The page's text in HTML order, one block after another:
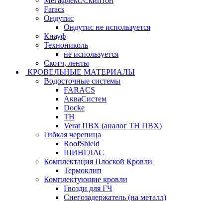
Faracs
Ондутис
Ондутис не используется
Кнауф
Технониколь
не используется
Скотч, ленты
КРОВЕЛЬНЫЕ МАТЕРИАЛЫ
Водосточные системы
FARACS
АкваСистем
Docke
ТН
Verat ПВХ (аналог ТН ПВХ)
Гибкая черепица
RoofShield
ШИНГЛАС
Комплектация Плоской Кровли
Термоклип
Комплектующие кровли
Гвозди для ГЧ
Снегозадержатель (на металл)